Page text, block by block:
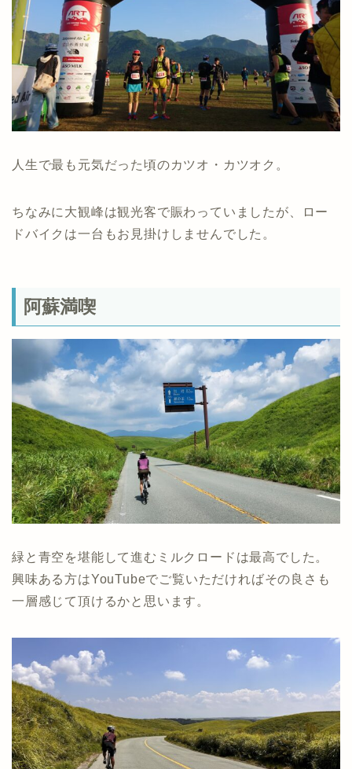
人生で最も元気だった頃のカツオ・カツオク。
ちなみに大観峰は観光客で賑わっていましたが、ロー
ドバイクは一台もお見掛けしませんでした。
阿蘇満喫
緑と青空を堪能して進むミルクロードは最高でした。
興味ある方はYouTubeでご覧いただければその良さも
一層感じて頂けるかと思います。